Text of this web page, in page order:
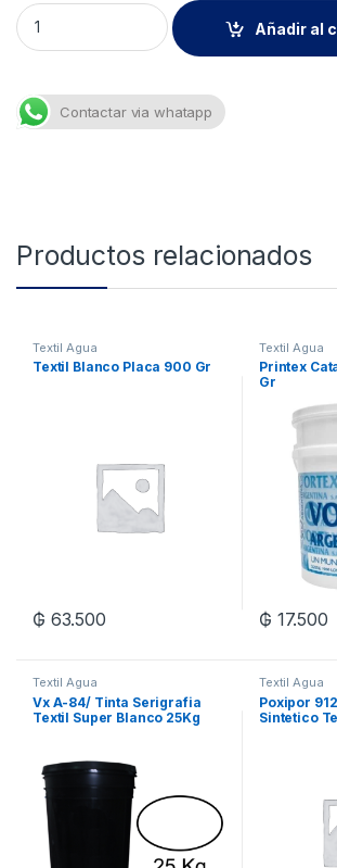
Pigm Tex Rojo F2R 900Ml quantity
Añadir al
Contactar via whatapp
Productos relacionados
Textil Agua
Textil Blanco Placa 900 Gr
₲ 63.500
Textil Agua
Printex
Gr
₲ 17.500
Textil Agua
Vx A-84/ Tinta Serigrafia
Textil Super Blanco 25Kg
Textil Agua
Poxipor
Sintetico